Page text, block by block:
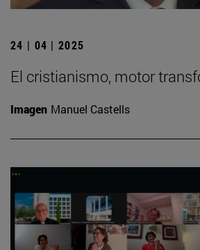
24 | 04 | 2025
El cristianismo, motor
Imagen Manuel Castells